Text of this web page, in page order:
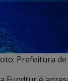
Prefeitura